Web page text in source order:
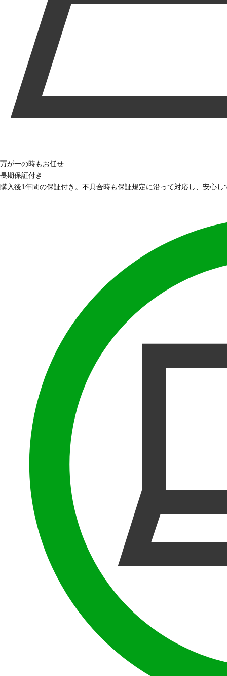
万が一の時もお任せ
長期保証付き
購入後1年間の保証付き。不具合時も保証規定に沿って対応し、安心